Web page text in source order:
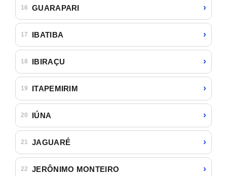
16 GUARAPARI ›
17 IBATIBA ›
18 IBIRAÇU ›
19 ITAPEMIRIM ›
20 IÚNA ›
21 JAGUARÉ ›
22 JERÔNIMO MONTEIRO ›